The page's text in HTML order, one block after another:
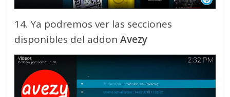
14. Ya podremos ver las secciones
disponibles del addon Avezy